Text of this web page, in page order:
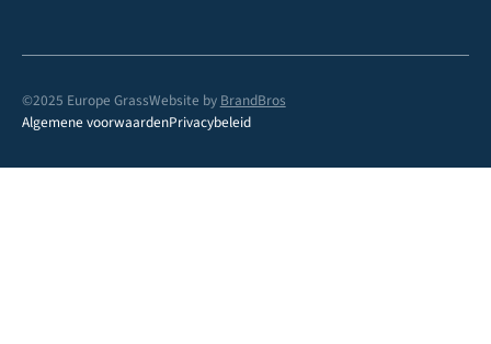
©2025 Europe GrassWebsite by BrandBros
Algemene voorwaardenPrivacybeleid